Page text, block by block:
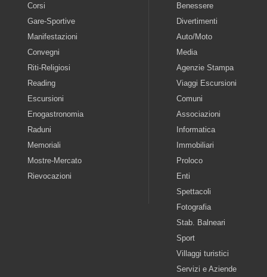
Corsi
Gare-Sportive
Manifestazioni
Convegni
Riti-Religiosi
Reading
Escursioni
Enogastronomia
Raduni
Memoriali
Mostre-Mercato
Rievocazioni
Benessere
Divertimenti
Auto/Moto
Media
Agenzie Stampa
Viaggi Escursioni
Comuni
Associazioni
Informatica
Immobiliari
Proloco
Enti
Spettacoli
Fotografia
Stab. Balneari
Sport
Villaggi turistici
Servizi e Aziende